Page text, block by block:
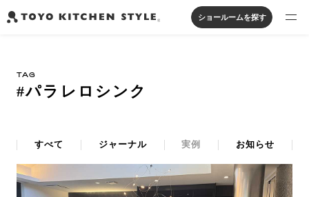
オープンキッチン
ペニンシュラキッチン
壁付けキッチン
システムキッチン
実例から探す
私たちについて
ジャーナルを読む
ショールームを探す
TAG
#パラレロシンク
すべて ジャーナル 実例 お知らせ